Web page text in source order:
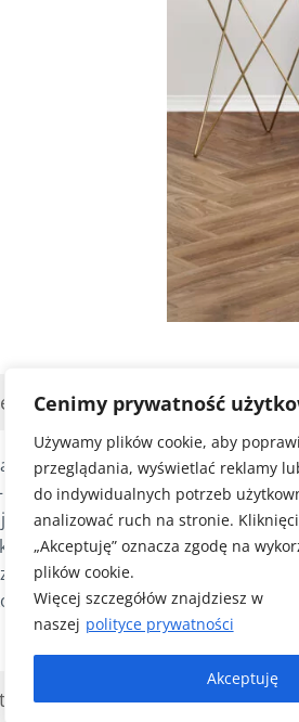
Cenimy prywatność
Używamy plików cookie, aby
przeglądania, wyświetlać reklamy
do indywidualnych potrzeb
analizować ruch na stronie.
„Akceptuję” oznacza zgodę na
plików cookie.
Więcej szczegółów znajdziesz w
naszej polityce prywatności
Akceptuję
listew przypodłogowych MDF?
całość doświadczenie i
substytut naturalnego drewna,
się do lakierowania, czy
charakteryzują się wieloletnią
zostały zaprojektowane z
cenie i najwyższej jakości.